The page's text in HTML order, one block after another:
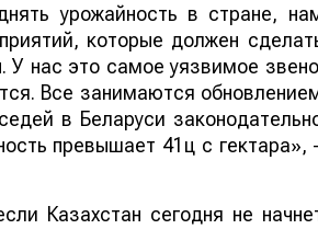
урожайность в стране,
которые должен
У нас это самое уязвимое
Все занимаются
в Беларуси
превышает 41ц с гектара»,
Казахстан сегодня не